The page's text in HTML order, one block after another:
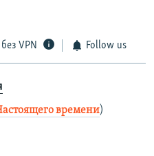
VPN Follow us
времени)